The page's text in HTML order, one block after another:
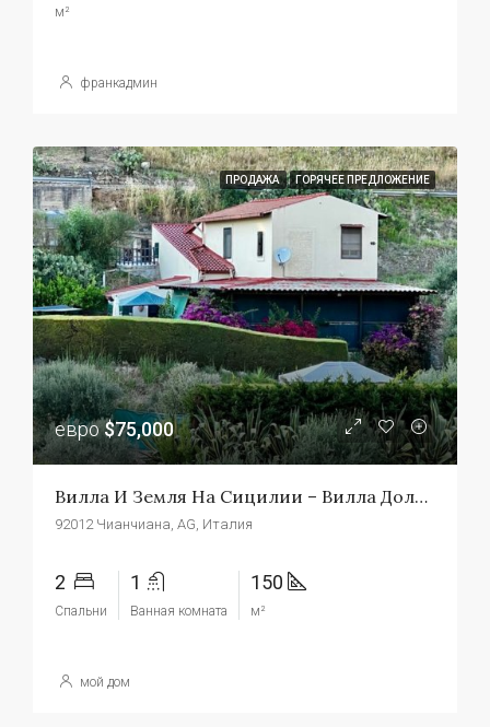
м²
франкадмин
ПРОДАЖА ГОРЯЧЕЕ ПРЕДЛОЖЕНИЕ
евро$75,000
Вилла И Земля На Сицилии – Вилла Дольче
92012 Чианчиана, AG, Италия
2
Спальни
1
Ванная комната
150
м²
мой дом